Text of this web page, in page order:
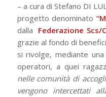
– a cura di Stefano DI
progetto denominato
dalla Federazione Scs/
grazie al fondo di
si rivolge, mediante
operatori, a quei
nelle comunità di
vengono intercettati